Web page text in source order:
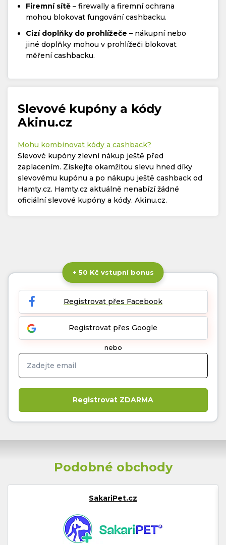
Firemní sítě – firewally a firemní ochrana
mohou blokovat fungování cashbacku.
Cizí doplňky do prohlížeče – nákupní nebo
jiné doplňky mohou v prohlížeči blokovat
měření cashbacku.
Slevové kupóny a kódy
Akinu.cz
Mohu kombinovat kódy a cashback?
Slevové kupóny zlevní nákup ještě před
zaplacením. Získejte okamžitou slevu hned díky
slevovému kupónu a po nákupu ještě cashback od
Hamty.cz. Hamty.cz aktuálně nenabízí žádné
oficiální slevové kupóny a kódy. Akinu.cz.
+ 50 Kč vstupní bonus
Registrovat přes Facebook
Registrovat přes Google
nebo
Podobné obchody
SakariPet.cz